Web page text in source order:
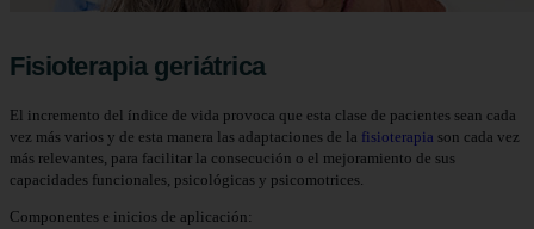
Fisioterapia geriátrica
El incremento del índice de vida provoca que esta clase de pacientes sean cada
vez más varios y de esta manera las adaptaciones de la fisioterapia son cada vez
más relevantes, para facilitar la consecución o el mejoramiento de sus
capacidades funcionales, psicológicas y psicomotrices.
Componentes e inicios de aplicación: